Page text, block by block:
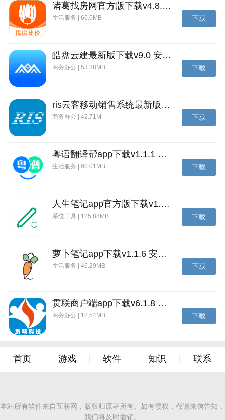
Danale为大拿新版客户端（支持序列号为32位字母与数
字混合组成的设备），Danale监控app应用于安卓系统
2.2及以上的智能手机，在WIFI或3G无线网络环境下，
让您可随时随地对远程IPC/DVR/NVR等联网设备进行
实时监控及管理。
诸葛找房网官方版下载v4.8.1.1 安卓最新版
生活服务 | 66.6MB 下载
皓盘云建最新版下载v9.0 安卓版
商务办公 | 53.38MB 下载
ris云客移动销售系统最新版下载v1.1.25 安卓手机版
商务办公 | 42.71M 下载
粤语翻译帮app下载v1.1.1 安卓版
生活服务 | 60.01MB 下载
人生笔记app官方版下载v1.19.4 安卓版
系统工具 | 125.88MB 下载
萝卜笔记app下载v1.1.6 安卓版
生活服务 | 46.29MB 下载
贯联商户端app下载v6.1.8 安卓版
商务办公 | 12.54MB 下载
首页 游戏 软件 知识 联系
本站所有软件来自互联网，版权归原著所有。如有侵权，敬请来信告知，
我们将及时撤销。